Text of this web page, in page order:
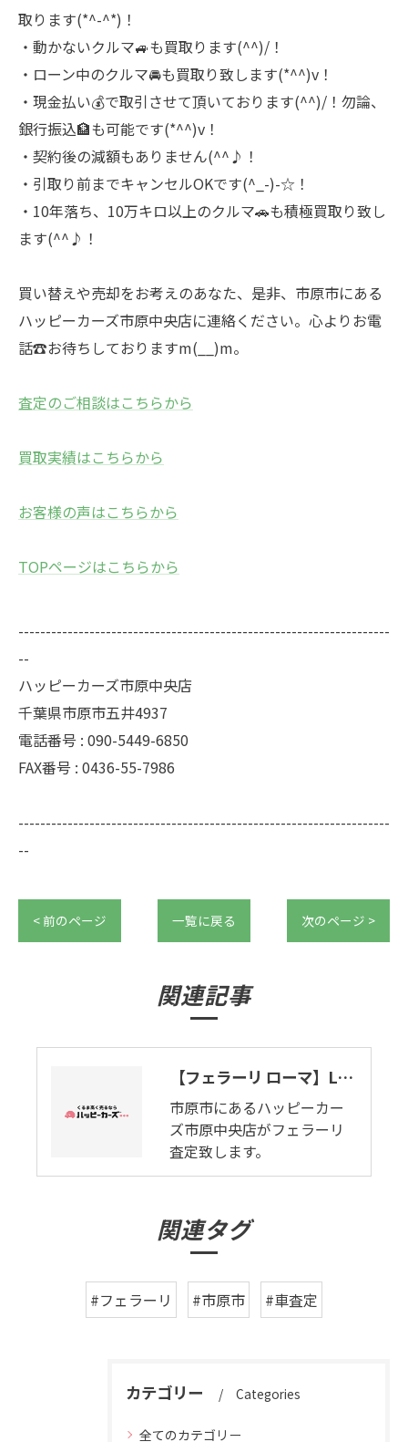
取ります(*^-^*)！
・動かないクルマ🚙も買取ります(^^)/！
・ローン中のクルマ🚘も買取り致します(*^^)v！
・現金払い💰で取引させて頂いております(^^)/！勿論、
銀行振込🏦も可能です(*^^)v！
・契約後の減額もありません(^^♪！
・引取り前までキャンセルOKです(^_-)-☆！
・10年落ち、10万キロ以上のクルマ🚗も積極買取り致し
ます(^^♪！
買い替えや売却をお考えのあなた、是非、市原市にある
ハッピーカーズ市原中央店に連絡ください。心よりお電
話☎お待ちしておりますm(__)m。
査定のご相談はこちらから
買取実績はこちらから
お客様の声はこちらから
TOPページはこちらから
--------------------------------------------------------------------
--
ハッピーカーズ市原中央店
千葉県市原市五井4937
電話番号 : 090-5449-6850
FAX番号 : 0436-55-7986
--------------------------------------------------------------------
--
< 前のページ 一覧に戻る 次のページ >
関連記事
【フェラーリ ローマ】LA NUOVA DOLCE VITA（新しい甘い生活）。市原市でフェラーリ査定致します。
市原市にあるハッピーカー
ズ市原中央店がフェラーリ
査定致します。
関連タグ
#フェラーリ #市原市 #車査定
カテゴリー Categories
全てのカテゴリー